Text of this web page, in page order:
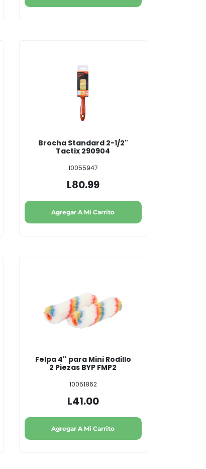
Brocha Standard 2-1/2"
Tactix 290904
10055947
L80.99
Agregar A Mi Carrito
Felpa 4'' para Mini Rodillo
2 Piezas BYP FMP2
10051862
L41.00
Agregar A Mi Carrito